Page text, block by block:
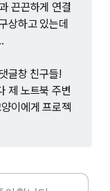
끈끈하게 연결
상하고 있는데
글창 친구들!
제 노트북 주변
이에게 프로젝